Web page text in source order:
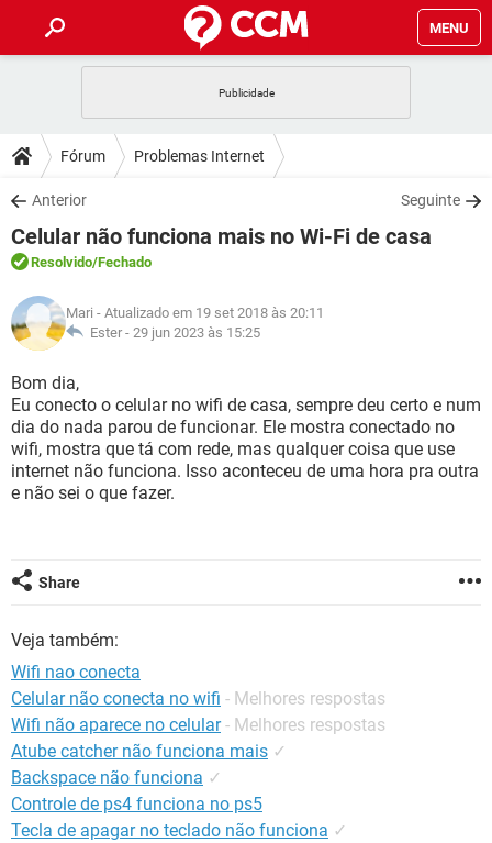
MENU
CELULAR FACEBOOK
OUTLOOK
INSTAGRAM GMAIL
GUIA DE COMPRAS
DICAS
JOGOS WHATSAPP
OUTLOOK
INSTAGRAM
GUIA DE COMPRAS
DOWNLOADS
JOGOS WHATSAPP
CELULAR
OUTLOOK EXCEL
INSTAGRAM
GUIA DE COMPRAS
FÓRUM
JOGOS
CELULAR
INSTAGRAM GMAIL
GUIA DE COMPRAS
GLOSSÁRIO
JOGOS
CELULAR
OUTLOOK EXCEL
INSTAGRAM GMAIL
GUIA DE COMPRAS
Fórum Problemas Internet
Anterior Seguinte
Celular não funciona mais no Wi-Fi de casa
Resolvido/Fechado
Mari - Atualizado em 19 set 2018 às 20:11
Ester - 29 jun 2023 às 15:25
Bom dia,
Eu conecto o celular no wifi de casa, sempre deu certo e num
dia do nada parou de funcionar. Ele mostra conectado no
wifi, mostra que tá com rede, mas qualquer coisa que use
internet não funciona. Isso aconteceu de uma hora pra outra
e não sei o que fazer.
Share
Veja também:
Wifi nao conecta
Celular não conecta no wifi - Melhores respostas
Wifi não aparece no celular - Melhores respostas
Atube catcher não funciona mais ✓
Backspace não funciona ✓
Controle de ps4 funciona no ps5
Tecla de apagar no teclado não funciona ✓